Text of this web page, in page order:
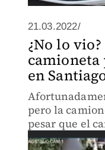
21.03.2022/
¿No lo
en
pero la
pesar que el